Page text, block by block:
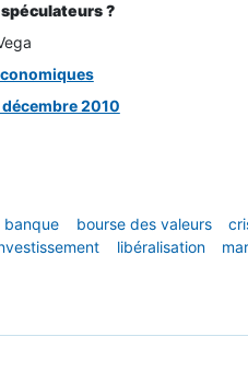
?
2010
banque bourse des valeurs
libéralisation